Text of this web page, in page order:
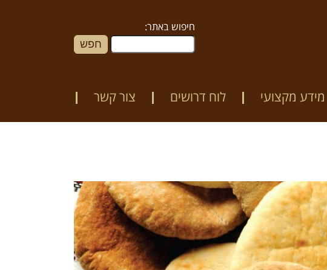
חיפוש באתר:
מידע מקצועי לוח דרושים צור קשר